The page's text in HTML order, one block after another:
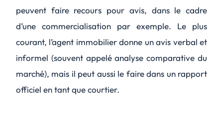
peuvent faire recours pour avis, dans le cadre
d’une commercialisation par exemple. Le plus
courant, l’agent immobilier donne un avis verbal et
informel (souvent appelé analyse comparative du
marché), mais il peut aussi le faire dans un rapport
officiel en tant que courtier.